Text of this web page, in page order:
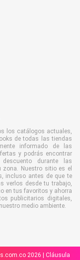
los catálogos actuales,
de todas las tiendas
informado de las
y podrás encontrar
durante las
Nuestro sitio es el
incluso antes de que te
verlos desde tu trabajo,
en tus favoritos y ahorra
publicitarios digitales,
medio ambiente.
2026 | Cláusula